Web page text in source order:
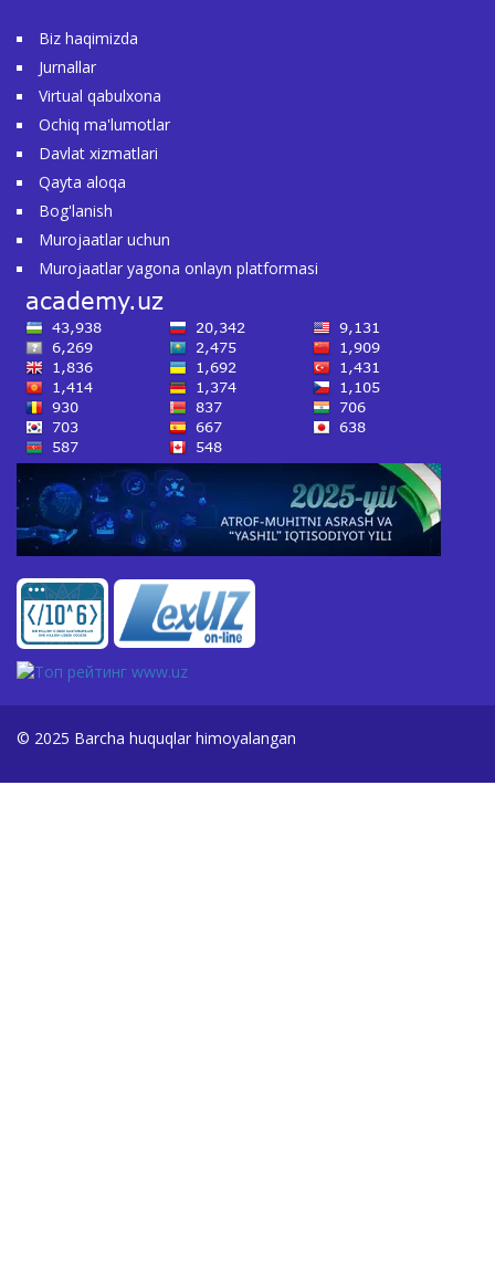
Biz haqimizda
Jurnallar
Virtual qabulxona
Ochiq ma'lumotlar
Davlat xizmatlari
Qayta aloqa
Bog'lanish
Murojaatlar uchun
Murojaatlar yagona onlayn platformasi
© 2025 Barcha huquqlar himoyalangan